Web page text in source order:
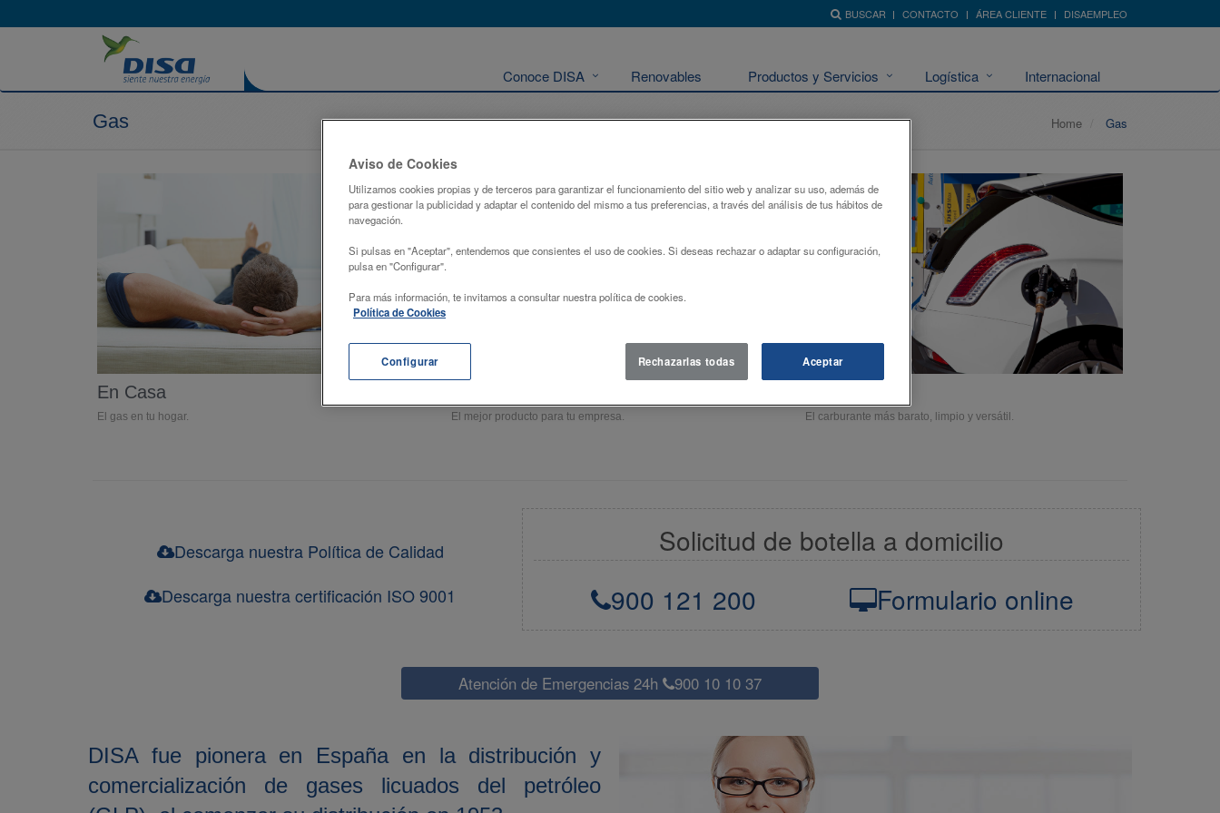
BUSCAR CONTACTO ÁREA CLIENTE DISAEMPLEO
Conoce DISA Renovables Productos y Servicios Logística Internacional
Gas Home Gas
En Casa
El gas en tu hogar. El mejor producto para tu empresa. El carburante más barato, limpio y versátil.
Descarga nuestra Política de Calidad
Descarga nuestra certificación ISO 9001
Solicitud de botella a domicilio
900 121 200
Formulario online
Atención de Emergencias 24h 900 10 10 37
DISA fue pionera en España en la distribución y
comercialización de gases licuados del petróleo
Aviso de Cookies
Utilizamos cookies propias y de terceros para garantizar el funcionamiento del sitio web y analizar su uso, además de
para gestionar la publicidad y adaptar el contenido del mismo a tus preferencias, a través del análisis de tus hábitos de
navegación.
Si pulsas en "Aceptar", entendemos que consientes el uso de cookies. Si deseas rechazar o adaptar su configuración,
pulsa en "Configurar".
Para más información, te invitamos a consultar nuestra política de cookies.
Política de Cookies
Rechazarlas todas Aceptar
Configurar